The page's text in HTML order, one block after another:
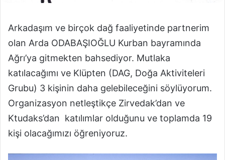
Arkadaşım ve birçok dağ faaliyetinde partnerim
olan Arda ODABAŞIOĞLU Kurban bayramında
Ağrı’ya gitmekten bahsediyor. Mutlaka
katılacağımı ve Klüpten (DAG, Doğa Aktiviteleri
Grubu) 3 kişinin daha gelebileceğini söylüyorum.
Organizasyon netleştikçe Zirvedak’dan ve
Ktudaks’dan katılımlar olduğunu ve toplamda 19
kişi olacağımızı öğreniyoruz.